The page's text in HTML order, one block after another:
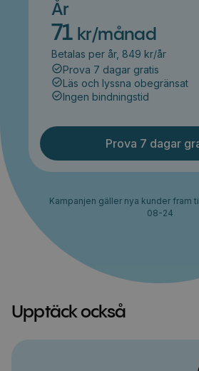
År
71 kr/månad
Betalas per år, 849 kr/år
Prova 7 dagar gratis
Läs och lyssna obegränsat
Ingen bindningstid
Prova 7 dagar
Kampanjen gäller nya kunder fram
08-24
Upptäck också